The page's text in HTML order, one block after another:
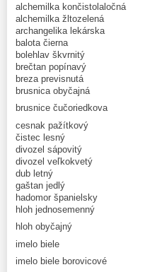
alchemilka končistolaločná
alchemilka žltozelená
archangelika lekárska
balota čierna
bolehlav škvrnitý
brečtan popínavý
breza previsnutá
brusnica obyčajná
brusnice čučoriedkova
cesnak pažítkový
čistec lesný
divozel sápovitý
divozel veľkokvetý
dub letný
gaštan jedlý
hadomor španielsky
hloh jednosemenný
hloh obyčajný
imelo biele
imelo biele borovicové